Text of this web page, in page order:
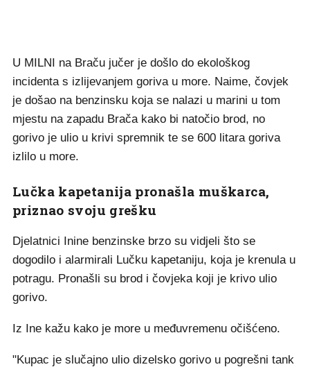
U MILNI na Braču jučer je došlo do ekološkog
incidenta s izlijevanjem goriva u more. Naime, čovjek
je došao na benzinsku koja se nalazi u marini u tom
mjestu na zapadu Brača kako bi natočio brod, no
gorivo je ulio u krivi spremnik te se 600 litara goriva
izlilo u more.
Lučka kapetanija pronašla muškarca,
priznao svoju grešku
Djelatnici Inine benzinske brzo su vidjeli što se
dogodilo i alarmirali Lučku kapetaniju, koja je krenula u
potragu. Pronašli su brod i čovjeka koji je krivo ulio
gorivo.
Iz Ine kažu kako je more u međuvremenu očišćeno.
"Kupac je slučajno ulio dizelsko gorivo u pogrešni tank